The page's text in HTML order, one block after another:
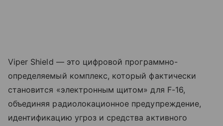
Viper Shield — это цифровой программно-
определяемый комплекс, который фактически
становится «электронным щитом» для F-16,
объединяя радиолокационное предупреждение,
идентификацию угроз и средства активного